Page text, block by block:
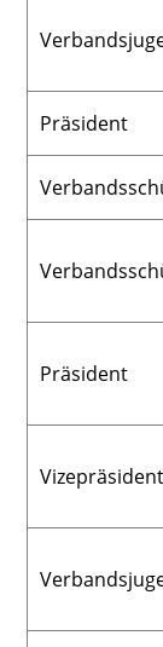
Präsident
Präsident